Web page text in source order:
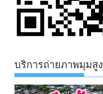
บริการถ่ายภาพมุมสูง